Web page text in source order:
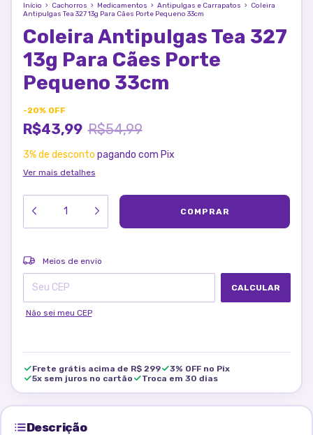
Início › Cachorros › Medicamentos › Antipulgas e Carrapatos › Coleira
Antipulgas Tea 327 13g Para Cães Porte Pequeno 33cm
Coleira Antipulgas Tea 327
13g Para Cães Porte
Pequeno 33cm
-20% OFF
R$43,99 R$54,99
3% de desconto pagando com Pix
Ver mais detalhes
Entregas para o CEP:
Meios de envio
CALCULAR
Não sei meu CEP
Frete grátis acima de R$ 299
3% OFF no Pix
5x sem juros no cartão
Troca em 30 dias
Descrição